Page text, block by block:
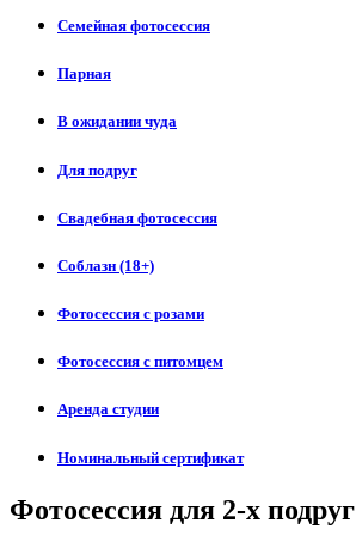
Семейная фотосессия
Парная
В ожидании чуда
Для подруг
Свадебная фотосессия
Соблазн (18+)
Фотосессия с розами
Фотосессия с питомцем
Аренда студии
Номинальный сертификат
Фотосессия для 2-х подруг